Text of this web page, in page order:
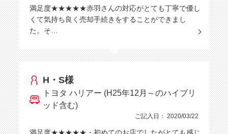
満足度★★★★★赤羽さんの対応がとても丁寧で優し
くて気持ち良く売却手続きをすることができまし
た。そ…
H・S様
トヨタ ハリアー (H25年12月～のハイブリ
ッド含む)
ご記入日： 2020/03/22